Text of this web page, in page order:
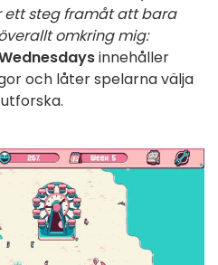
steg framåt att bara
omkring mig:
innehåller
och låter spelarna välja